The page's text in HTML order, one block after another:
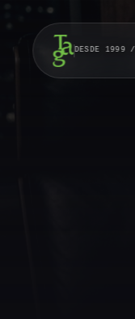
DESDE 1999